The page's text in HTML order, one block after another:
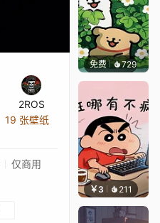
2ROS
19 张壁纸
仅商用
免费 729渔小小
￥3 211 渔小小